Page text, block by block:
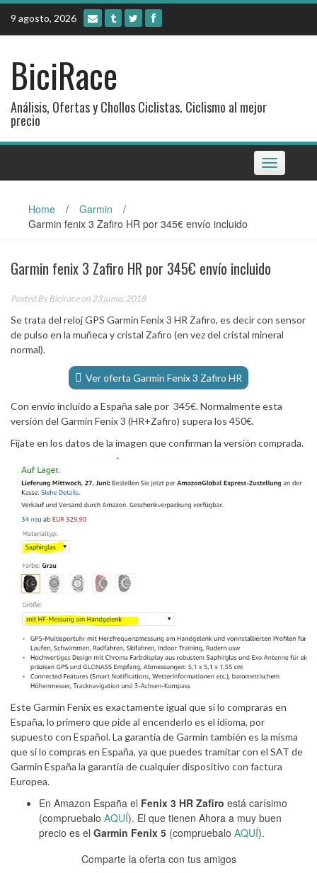
Skip
content
9 agosto, 2026
BiciRace
Análisis, Ofertas y Chollos Ciclistas. Ciclismo al mejor
precio
Toggle
navigation
Home / Garmin
/
Garmin fenix 3 Zafiro HR por 345€ envío incluido
Garmin fenix 3 Zafiro HR por 345€ envío incluido
Posted ByBiciraceon 23 junio, 2018
Se trata del reloj GPS Garmin Fenix 3 HR Zafiro, es decir con sensor
de pulso en la muñeca y cristal Zafiro (en vez del cristal mineral
normal).
Ver oferta Garmin Fenix 3 Zafiro HR
Con envío incluido a España sale por 345€. Normalmente esta
versión del Garmin Fenix 3 (HR+Zafiro) supera los 450€.
Fíjate en los datos de la imagen que confirman la versión comprada.
Este Garmin Fenix es exactamente igual que si lo compraras en
España, lo primero que pide al encenderlo es el idioma, por
supuesto con Español. La garantía de Garmin también es la misma
que si lo compras en España, ya que puedes tramitar con el SAT de
Garmin España la garantía de cualquier dispositivo con factura
Europea.
En Amazon España el Fenix 3 HR Zafiro está carísimo
(compruebalo AQUÍ). El que tienen Ahora a muy buen
precio es el Garmin Fenix 5 (compruebalo AQUÍ).
Comparte la oferta con tus amigos